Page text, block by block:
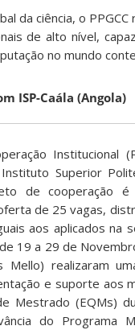
da ciência, o
de alto nível,
no mundo
ISP-Caála (Angola)
Institucional
Superior
de cooperação
de 25 vagas,
aos aplicados na
19 a 29 de
Mello) realizaram
e suporte aos
Mestrado (EQMs)
do Programa